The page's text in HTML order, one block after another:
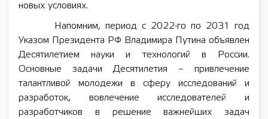
новых условиях.
Напомним, период с 2022-го по 2031 год
Указом Президента РФ Владимира Путина объявлен
Десятилетием науки и технологий в России.
Основные задачи Десятилетия – привлечение
талантливой молодежи в сферу исследований и
разработок, вовлечение исследователей и
разработчиков в решение важнейших задач